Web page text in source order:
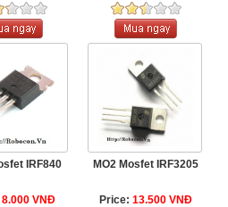
IRF840
8.000 VNĐ
MO2 Mosfet IRF3205
Price: 13.500 VNĐ